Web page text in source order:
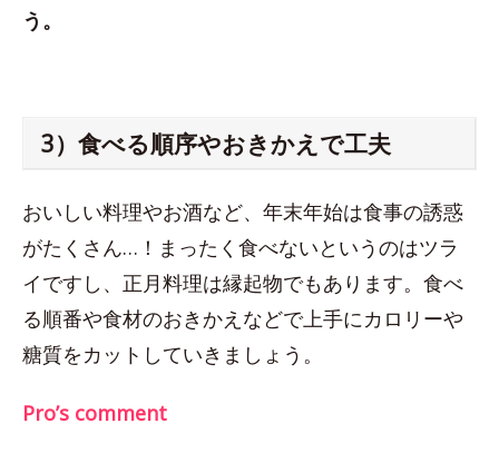
う。
3）食べる順序やおきかえで工夫
おいしい料理やお酒など、年末年始は食事の誘惑
がたくさん…！まったく食べないというのはツラ
イですし、正月料理は縁起物でもあります。食べ
る順番や食材のおきかえなどで上手にカロリーや
糖質をカットしていきましょう。
Pro’s comment